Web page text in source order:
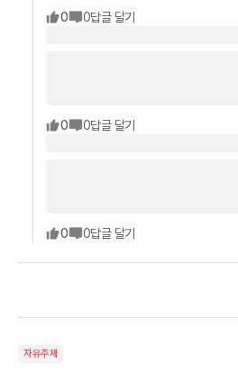
0 0답글 달기
0 0답글 달기
0 0답글 달기
자유주제